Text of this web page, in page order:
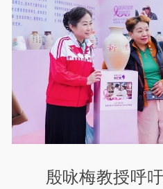
殷咏梅教授呼